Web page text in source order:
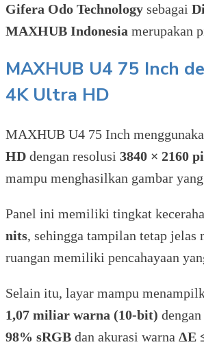
Gifera Odo Technology sebagai
MAXHUB Indonesia merupakan
MAXHUB U4 75 Inch
4K Ultra HD
MAXHUB U4 75 Inch
HD dengan resolusi 3840 × 2160
mampu menghasilkan gambar
Panel ini memiliki tingkat
nits, sehingga tampilan tetap jelas
ruangan memiliki pencahayaan
Selain itu, layar mampu
1,07 miliar warna (10-bit)
98% sRGB dan akurasi warna ΔE